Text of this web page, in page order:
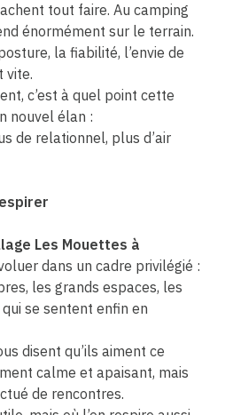
tout faire. Au camping
énormément sur le terrain.
la fiabilité, l’envie de
vite.
c’est à quel point cette
nouvel élan :
de relationnel, plus d’air
Les Mouettes à
dans un cadre privilégié :
les grands espaces, les
se sentent enfin en
disent qu’ils aiment ce
calme et apaisant, mais
de rencontres.